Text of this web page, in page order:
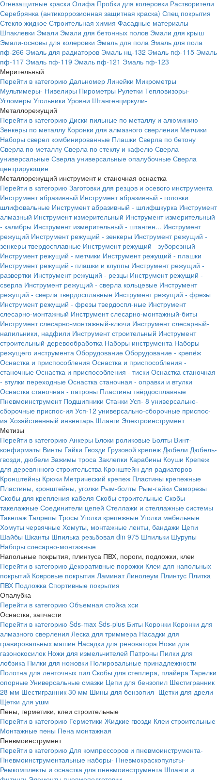
Огнезащитные краски Олифа Пробки для колеровки Растворители
Серебрянка (антикоррозионная защитная краска) Спец покрытия
Стекло жидкое Строительная химия Фасадные материалы
Шпаклевки Эмали Эмали для бетонных полов Эмали для крыш
Эмали-основы для колеровки Эмаль для пола Эмаль для пола
пф-266 Эмаль для радиаторов Эмаль нц-132 Эмаль пф-115 Эмаль
пф-117 Эмаль пф-119 Эмаль пф-121 Эмаль пф-123
Мерительный
Перейти в категорию Дальномер Линейки Микрометры
Мультимеры- Нивелиры Пирометры Рулетки Тепловизоры-
Угломеры Угольники Уровни Штангенциркули-
Металлорежущий
Перейти в категорию Диски пильные по металлу и алюминию
Зенкеры по металлу Коронки для алмазного сверления Метчики
Наборы сверел комбинированные Плашки Сверла по бетону
Сверла по металлу Сверла по стеклу и кафелю Сверла
универсальные Сверла универсальные опалубочные Сверла
центрирующие
Металлорежущий инструмент и станочная оснастка
Перейти в категорию Заготовки для резцов и осевого инструмента
Инструмент абразивный Инструмент абразивный - головки
шлифовальные Инструмент абразивный - шлифшкурка Инструмент
алмазный Инструмент измерительный Инструмент измерительный
- калибры Инструмент измерительный - штанген... Инструмент
режущий Инструмент режущий - зенкеры Инструмент режущий -
зенкеры твердосплавные Инструмент режущий - зуборезный
Инструмент режущий - метчики Инструмент режущий - плашки
Инструмент режущий - плашки и клуппы Инструмент режущий -
развертки Инструмент режущий - резцы Инструмент режущий -
сверла Инструмент режущий - сверла кольцевые Инструмент
режущий - сверла твердосплавные Инструмент режущий - фрезы
Инструмент режущий - фрезы твердоспл-ные Инструмент
слесарно-монтажный Инструмент слесарно-монтажный-биты
Инструмент слесарно-монтажный-ключи Инструмент слесарный-
напильники, надфили Инструмент строительный Инструмент
строительный-деревообработка Наборы инструмента Наборы
режущего инструмента Оборудование Оборудование - крепёж
Оснастка и приспособления Оснастка и приспособления -
станочные Оснастка и приспособления - тиски Оснастка станочная
- втулки переходные Оснастка станочная - оправки и втулки
Оснастка станочная - патроны Пластины твёрдосплавные
Пневмоинструмент Подшипники Станки Усп- 8 универсально-
сборочные приспос-ия Усп-12 универсально-сборочные приспос-
ия Хозяйственный инвентарь Шланги Электроинструмент
Метизы
Перейти в категорию Анкеры Блоки роликовые Болты Винт-
конфирматы Винты Гайки Гвозди Грузовой крепеж Дюбели Дюбель-
гвозди, дюбели Зажимы троса Заклепки Карабины Коуши Крепеж
для деревянного строительства Кронштейн для радиаторов
Кронштейны Крюки Метрический крепеж Пластины крепежные
Пластины, кронштейны, уголки Рым-болты Рым-гайки Саморезы
Скобы для крепления кабеля Скобы строительные Скобы
такелажные Соединители цепей Стеллажи и стеллажные системы
Такелаж Талрепы Тросы Уголки крепежные Уголки мебельные
Хомуты червячные Хомуты, монтажные ленты, бандажи Цепи
Шайбы Шканты Шпилька резьбовая din 975 Шпильки Шурупы
Наборы слесарно-монтажные
Напольные покрытия, плинтуса ПВХ, пороги, подложки, клеи
Перейти в категорию Декоративные порожки Клеи для напольных
покрытий Ковровые покрытия Ламинат Линолеум Плинтус Плитка
ПВХ Подложка Спортивные покрытия
Опалубка
Перейти в категорию Объемная стойка хси
Оснастка, запчасти
Перейти в категорию Sds-max Sds-plus Биты Коронки Коронки для
алмазного сверления Леска для триммера Насадки для
гравировальных машин Насадки для реноватора Ножи для
газонокосилок Ножи для измельчителей Патроны Пилки для
лобзика Пилки для ножовки Полировальные принадлежности
Полотна для ленточных пил Скобы для степлера, плайера Тарелки
опорные Универсальные смазки Цепи для бензопил Шестигранник
28 мм Шестигранник 30 мм Шины для бензопил- Щетки для дрели
Щетки для ушм
Пены, герметики, клеи строительные
Перейти в категорию Герметики Жидкие гвозди Клеи строительные
Монтажные пены Пена монтажная
Пневмоинструмент
Перейти в категорию Для компрессоров и пневмоинструмента-
Пневмоинструментальные наборы- Пневмокраскопульты-
Ремкомплекты и оснастка для пневмоинструмента Шланги и